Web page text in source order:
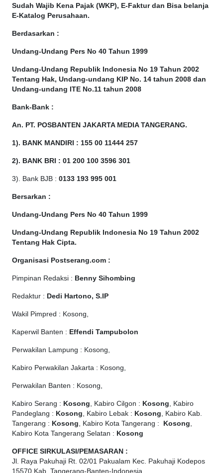
Sudah Wajib Kena Pajak (WKP), E-Faktur dan Bisa belanja
E-Katalog Perusahaan.
Berdasarkan :
Undang-Undang Pers No 40 Tahun 1999
Undang-Undang Republik Indonesia No 19 Tahun 2002
Tentang Hak, Undang-undang KIP No. 14 tahun 2008 dan
Undang-undang ITE No.11 tahun 2008
Bank-Bank :
An. PT. POSBANTEN JAKARTA MEDIA TANGERANG.
1). BANK MANDIRI : 155 00 11444 257
2). BANK BRI : 01 200 100 3596 301
3). Bank BJB : 0133 193 995 001
Bersarkan :
Undang-Undang Pers No 40 Tahun 1999
Undang-Undang Republik Indonesia No 19 Tahun 2002
Tentang Hak Cipta.
Organisasi Postserang.com :
Pimpinan Redaksi : Benny Sihombing
Redaktur : Dedi Hartono, S.IP
Wakil Pimpred : Kosong,
Kaperwil Banten : Effendi Tampubolon
Perwakilan Lampung : Kosong,
Kabiro Perwakilan Jakarta : Kosong,
Perwakilan Banten : Kosong,
Kabiro Serang : Kosong , Kabiro Cilgon : Kosong , Kabiro
Pandeglang : Kosong , Kabiro Lebak : Kosong , Kabiro Kab.
Tangerang : Kosong , Kabiro Kota Tangerang : Kosong
Kabiro Kota Tangerang Selatan : Kosong
OFFICE SIRKULASI/PEMASARAN :
Jl. Raya Pakuhaji Rt. 02/01 Pakualam Kec. Pakuhaji Kodepos
15570 Kab. Tangerang-Banten-Indonesia